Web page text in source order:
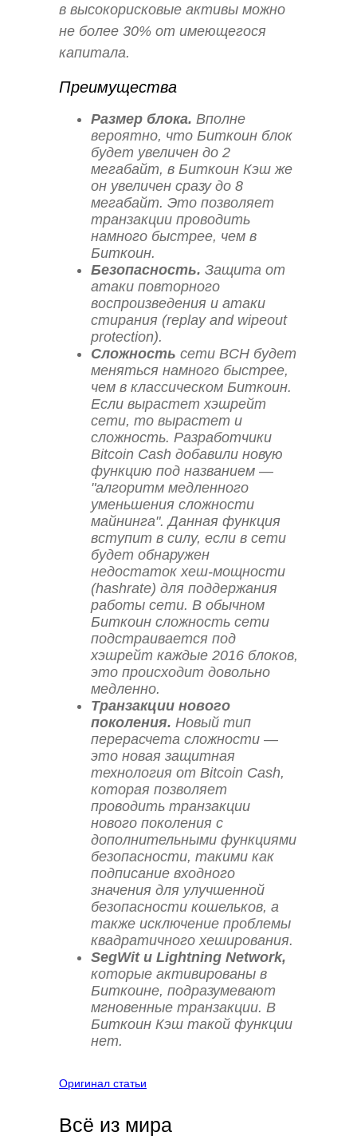
в высокорисковые активы можно
не более 30% от имеющегося
капитала.
Преимущества
Размер блока. Вполне
вероятно, что Биткоин блок
будет увеличен до 2
мегабайт, в Биткоин Кэш же
он увеличен сразу до 8
мегабайт. Это позволяет
транзакции проводить
намного быстрее, чем в
Биткоин.
Безопасность. Защита от
атаки повторного
воспроизведения и атаки
стирания (replay and wipeout
protection).
Сложность сети BCH будет
меняться намного быстрее,
чем в классическом Биткоин.
Если вырастет хэшрейт
сети, то вырастет и
сложность. Разработчики
Bitcoin Cash добавили новую
функцию под названием —
"алгоритм медленного
уменьшения сложности
майнинга". Данная функция
вступит в силу, если в сети
будет обнаружен
недостаток хеш-мощности
(hashrate) для поддержания
работы сети. В обычном
Биткоин сложность сети
подстраивается под
хэшрейт каждые 2016 блоков,
это происходит довольно
медленно.
Транзакции нового
поколения. Новый тип
перерасчета сложности —
это новая защитная
технология от Bitcoin Cash,
которая позволяет
проводить транзакции
нового поколения с
дополнительными функциями
безопасности, такими как
подписание входного
значения для улучшенной
безопасности кошельков, а
также исключение проблемы
квадратичного хеширования.
SegWit и Lightning Network,
которые активированы в
Биткоине, подразумевают
мгновенные транзакции. В
Биткоин Кэш такой функции
нет.
Оригинал статьи
Всё из мира